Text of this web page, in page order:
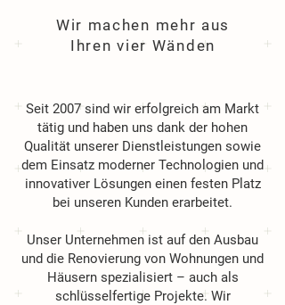
Wir machen mehr aus
Ihren vier Wänden
Seit 2007 sind wir erfolgreich am Markt
tätig und haben uns dank der hohen
Qualität unserer Dienstleistungen sowie
dem Einsatz moderner Technologien und
innovativer Lösungen einen festen Platz
bei unseren Kunden erarbeitet.
Unser Unternehmen ist auf den Ausbau
und die Renovierung von Wohnungen und
Häusern spezialisiert – auch als
schlüsselfertige Projekte. Wir